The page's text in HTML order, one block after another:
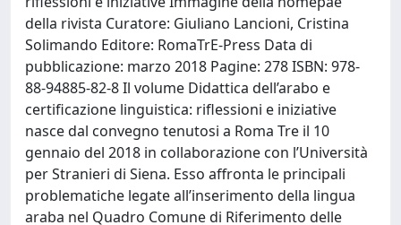
della rivista Curatore: Giuliano Lancioni, Cristina
Solimando Editore: RomaTrE-Press Data di
pubblicazione: marzo 2018 Pagine: 278 ISBN: 978-
88-94885-82-8 Il volume Didattica dell’arabo e
certificazione linguistica: riflessioni e iniziative
nasce dal convegno tenutosi a Roma Tre il 10
gennaio del 2018 in collaborazione con l’Università
per Stranieri di Siena. Esso affronta le principali
problematiche legate all’inserimento della lingua
araba nel Quadro Comune di Riferimento delle